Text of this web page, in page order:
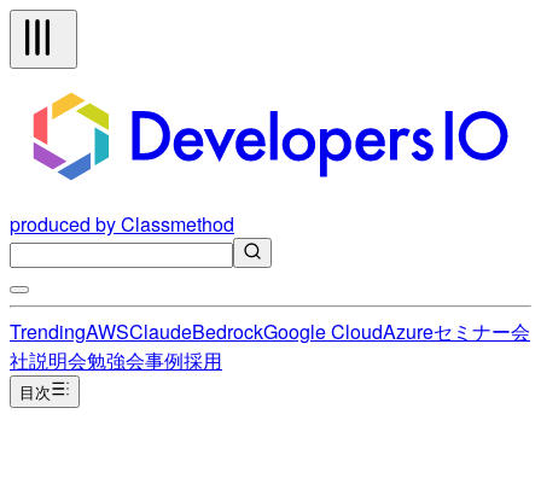
produced by Classmethod
TrendingAWSClaudeBedrockGoogle CloudAzureセミナー会
社説明会勉強会事例採用
目次